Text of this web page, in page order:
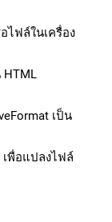
ไฟล์ในเครื่อง
HTML
เป็น
เพื่อแปลงไฟล์